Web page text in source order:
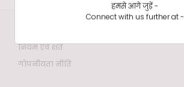
नियम एवं शर्तें
गोपनीयता नीति
हमसे आगे जुड़ें -
Connect with us further at -